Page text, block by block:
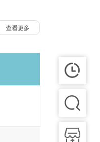
查看更多